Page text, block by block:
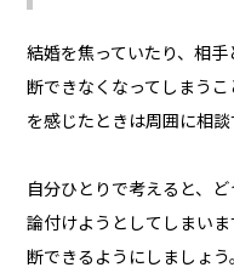
結婚を焦っていたり、相
断できなくなってしまう
を感じたときは周囲に相談
自分ひとりで考えると、
論付けようとしてしまい
断できるようにしましょう